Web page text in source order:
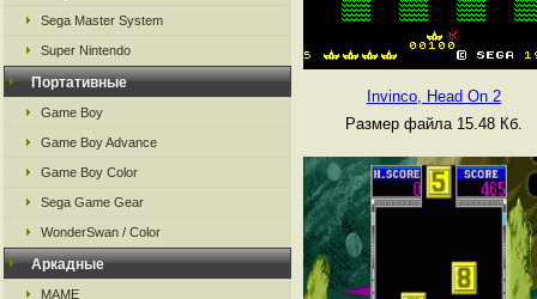
Sega Master System
Super Nintendo
Портативные
Game Boy
Game Boy Advance
Game Boy Color
Sega Game Gear
WonderSwan / Color
Аркадные
MAME
Invinco, Head On 2
Размер файла 15.48 Кб.